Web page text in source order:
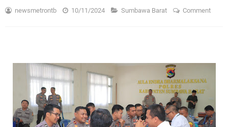
newsmetrontb 10/11/2024 Sumbawa Barat Comment